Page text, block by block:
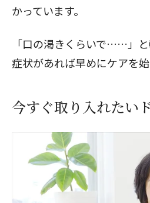
かっています。
「口の渇きくらいで……」
症状があれば早めにケアを始
今すぐ取り入れたい